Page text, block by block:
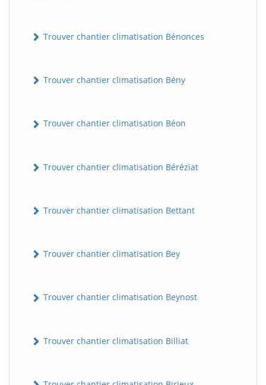
Trouver chantier climatisation Bénonces
Trouver chantier climatisation Bény
Trouver chantier climatisation Béon
Trouver chantier climatisation Béréziat
Trouver chantier climatisation Bettant
Trouver chantier climatisation Bey
Trouver chantier climatisation Beynost
Trouver chantier climatisation Billiat